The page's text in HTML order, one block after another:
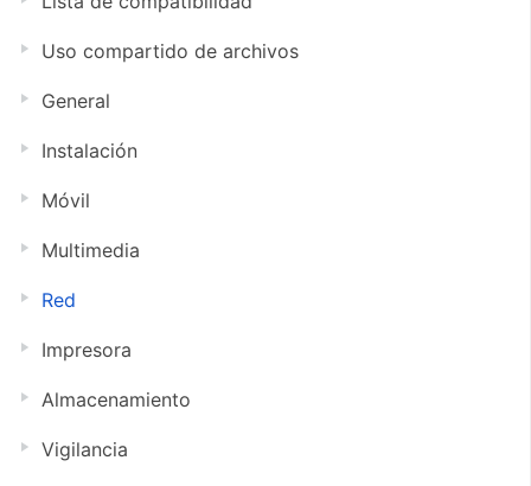
Uso compartido de archivos
General
Instalación
Móvil
Multimedia
Red
Impresora
Almacenamiento
Vigilancia